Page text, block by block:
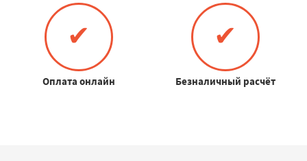
✔
Оплата онлайн
✔
Безналичный расчёт